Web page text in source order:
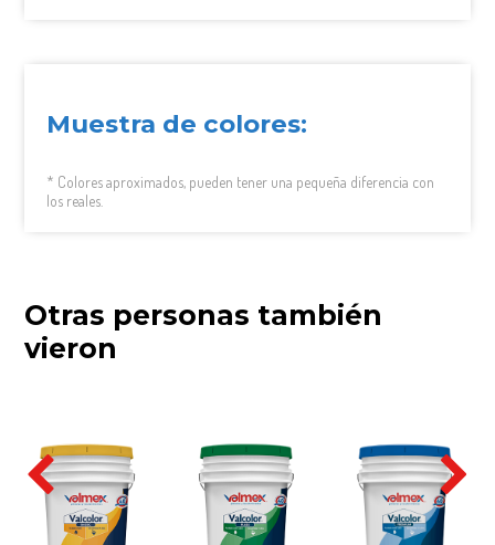
Muestra de colores:
* Colores aproximados, pueden tener una pequeña diferencia con
los reales.
Otras personas también
vieron